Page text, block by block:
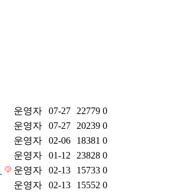
운영자 07-27 22779 0
운영자 07-27 20239 0
운영자 02-06 18381 0
운영자 01-12 23828 0
운영자 02-13 15733 0
운영자 02-13 15552 0